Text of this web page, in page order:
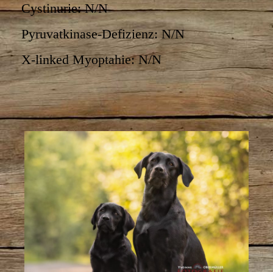
Cystinurie: N/N
Pyruvatkinase-Defizienz: N/N
X-linked Myoptahie: N/N